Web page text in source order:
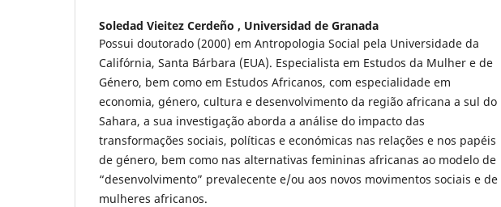
Soledad Vieitez Cerdeño , Universidad de Granada
Possui doutorado (2000) em Antropologia Social pela Universidade da
Califórnia, Santa Bárbara (EUA). Especialista em Estudos da Mulher e de
Género, bem como em Estudos Africanos, com especialidade em
economia, género, cultura e desenvolvimento da região africana a sul do
Sahara, a sua investigação aborda a análise do impacto das
transformações sociais, políticas e económicas nas relações e nos papéis
de género, bem como nas alternativas femininas africanas ao modelo de
“desenvolvimento” prevalecente e/ou aos novos movimentos sociais e de
mulheres africanos.